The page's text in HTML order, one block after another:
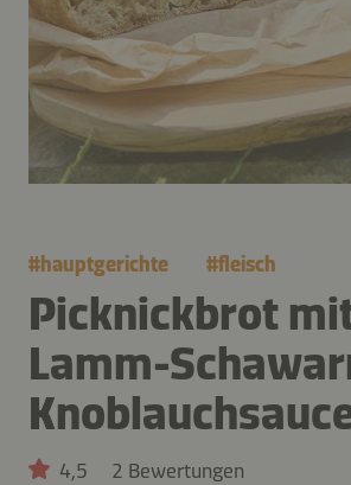
#hauptgerichte #fleisch
Picknickbrot
Lamm-
4,5 2 Bewertungen